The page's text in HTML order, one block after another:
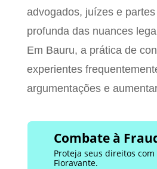
advogados, juízes e
profunda das nuances
Em Bauru, a prática de
experientes
argumentações e
Combate à
Proteja seus direitos
Fioravante.